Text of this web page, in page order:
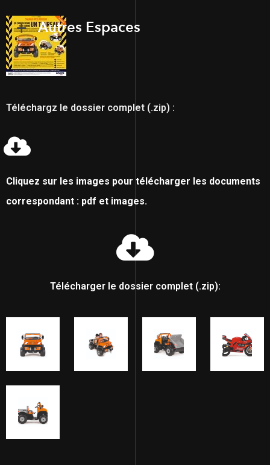
Autres Espaces
Téléchargz le dossier complet (.zip) :
Cliquez sur les images pour télécharger les documents
correspondant : pdf et images.
Télécharger le dossier complet (.zip):